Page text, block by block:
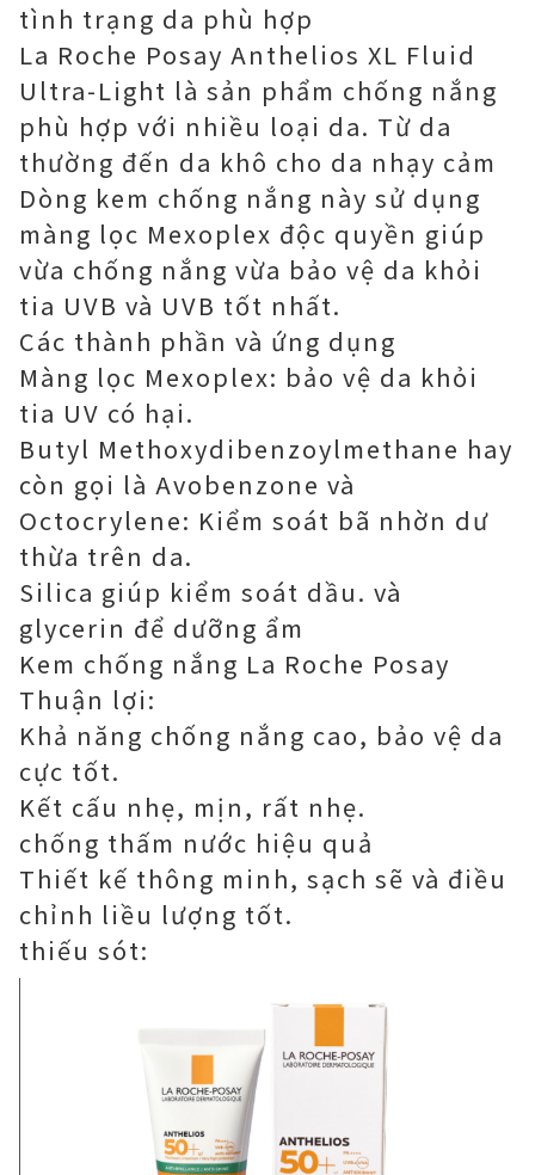
tình trạng da phù hợp
La Roche Posay Anthelios XL Fluid
Ultra-Light là sản phẩm chống nắng
phù hợp với nhiều loại da. Từ da
thường đến da khô cho da nhạy cảm
Dòng kem chống nắng này sử dụng
màng lọc Mexoplex độc quyền giúp
vừa chống nắng vừa bảo vệ da khỏi
tia UVB và UVB tốt nhất.
Các thành phần và ứng dụng
Màng lọc Mexoplex: bảo vệ da khỏi
tia UV có hại.
Butyl Methoxydibenzoylmethane hay
còn gọi là Avobenzone và
Octocrylene: Kiểm soát bã nhờn dư
thừa trên da.
Silica giúp kiểm soát dầu. và
glycerin để dưỡng ẩm
Kem chống nắng La Roche Posay
Thuận lợi:
Khả năng chống nắng cao, bảo vệ da
cực tốt.
Kết cấu nhẹ, mịn, rất nhẹ.
chống thấm nước hiệu quả
Thiết kế thông minh, sạch sẽ và điều
chỉnh liều lượng tốt.
thiếu sót: